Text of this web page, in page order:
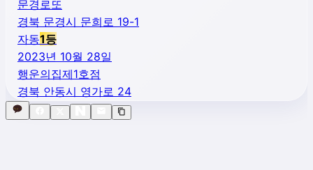
문경로또
경북 문경시 문희로 19-1
자동1등
2023년 10월 28일
행운의집제1호점
경북 안동시 영가로 24